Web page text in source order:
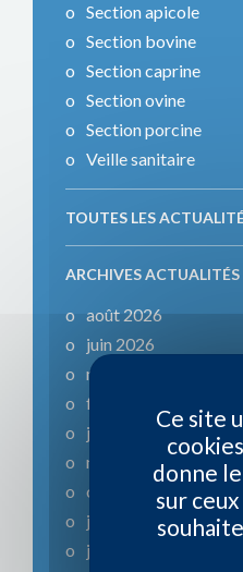
Section apicole
Section bovine
Section caprine
Section ovine
Section porcine
Veille sanitaire
TOUTES LES
ARCHIVES ACTUALITÉS
août 2026
juin 2026
mars 2026
février 2026
janvier 2026
novembre 2025
octobre 2025
juillet 2025
juin 2025
Ce site
donne
sur